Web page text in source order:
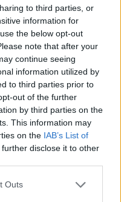
to third parties, or
information for
the below opt-out
note that after your
continue seeing
information utilized by
to third parties prior to
out of the further
by third parties on the
This information may
on the IAB’s List of
disclose it to other
Outs
( hele lichaam)
wakker worden Gaat
1 Reactie